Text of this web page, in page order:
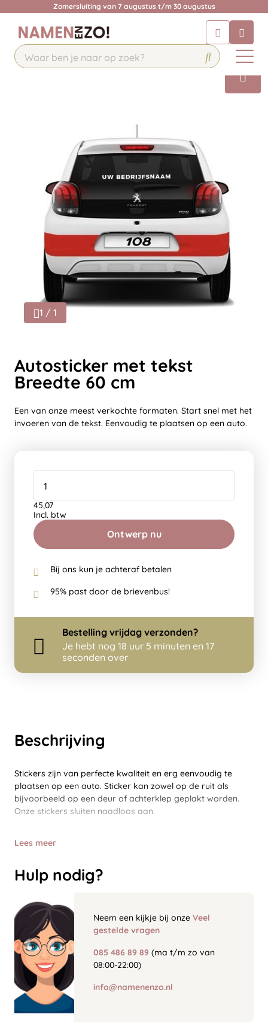
Zomersluiting van 7 augustus t/m 30 augustus
Chat 24/7 met onze chatbot voor
hulp
Contact
Beschrijving
Stickers zijn van perfecte kwaliteit en erg eenvoudig te
plaatsen op een auto. Sticker kan zowel op de ruit als
bijvoorbeeld op een deur of achterklep geplakt worden.
Onze stickers sluiten naadloos aan.
Lees meer
Hulp nodig?
Neem een kijkje bij onze Veel
gestelde vragen
085 486 89 89 (ma t/m zo van
08:00-22:00)
info@namenenzo.nl
1 / 1
Autosticker met tekst
Breedte 60 cm
Een van onze meest verkochte formaten. Start snel met het
invoeren van de tekst. Eenvoudig te plaatsen op een auto.
Ontwerp nu
45,07
Incl. btw
Bij ons kun je achteraf betalen
95% past door de brievenbus!
Bestelling vrijdag verzonden?
Je hebt nog 18 uur 5 minuten en 17
seconden over